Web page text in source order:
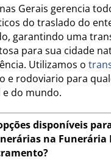
Gerais gerencia
do traslado do
garantindo uma
para sua cidade
Utilizamos o
e rodoviario para
do mundo.
disponíveis
na Funerária